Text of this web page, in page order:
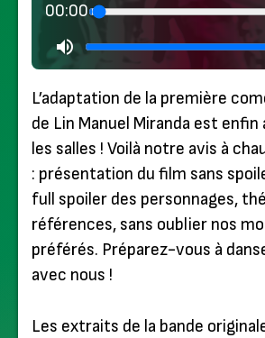
00:00
L’adaptation de la première
de Lin Manuel Miranda est enfin
les salles ! Voilà notre avis à
: présentation du film sans
full spoiler des personnages,
références, sans oublier nos
préférés. Préparez-vous à
avec nous !
Les extraits de la bande